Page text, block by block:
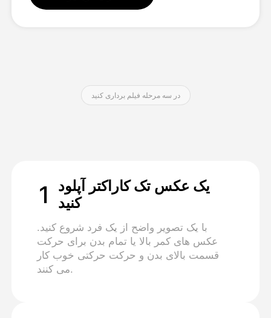
در سه مرحله فیلم برداری کنید
1
یک عکس تک کاراکتر آپلود
کنید
با یک تصویر واضح از یک فرد شروع کنید.
عکس های کمر بالا یا تمام بدن برای حرکت
قسمت بالای بدن و حرکت حرکتی خوب کار
می کنند.